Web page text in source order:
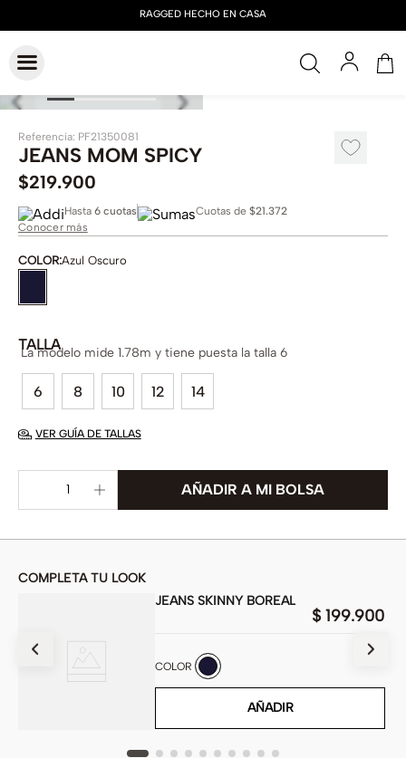
Referencia: PF21350081
JEANS MOM SPICY
$219.900
Hasta 6 cuotas Cuotas de $21.372
Conocer más
COLOR:Azul Oscuro
TALLA
6 8 10 12 14
La modelo mide 1.78m y tiene puesta la talla 6
VER GUÍA DE TALLAS
COMPLETA TU LOOK
JEANS SKINNY BOREAL
$ 199.900
COLOR
AÑADIR